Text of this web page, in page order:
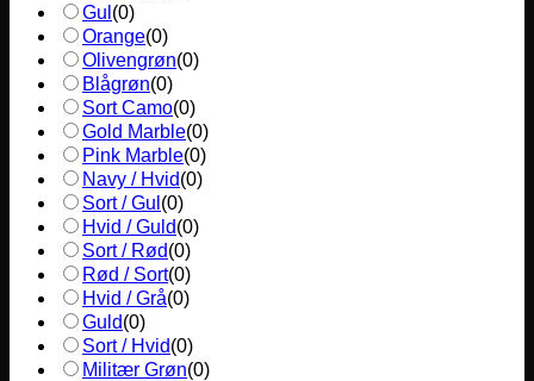
Gul (0)
Orange(0)
Olivengrøn(0)
Blågrøn(0)
Sort Camo(0)
Gold Marble(0)
Pink Marble(0)
Navy / Hvid(0)
Sort / Gul (0)
Hvid / Guld(0)
Sort / Rød(0)
Rød / Sort(0)
Hvid / Grå(0)
Guld(0)
Sort / Hvid(0)
Militær Grøn(0)